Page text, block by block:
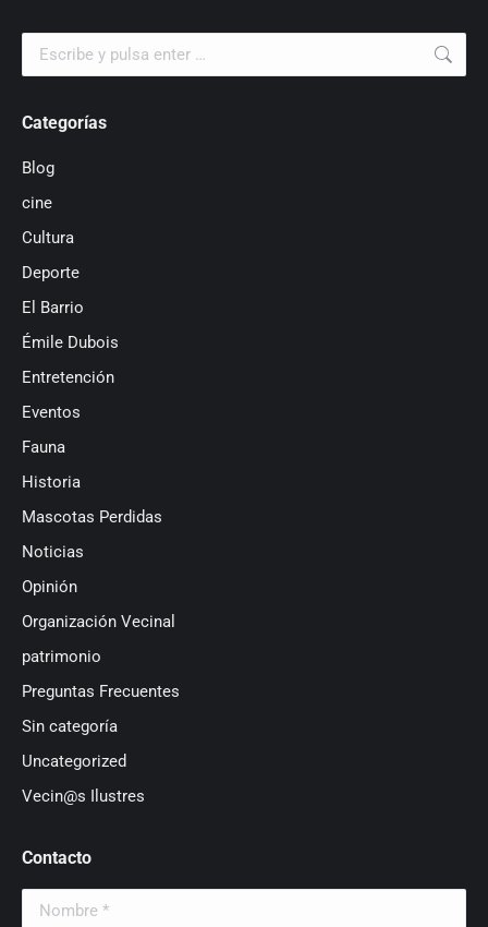
Buscar:
Categorías
Blog
cine
Cultura
Deporte
El Barrio
Émile Dubois
Entretención
Eventos
Fauna
Historia
Mascotas Perdidas
Noticias
Opinión
Organización Vecinal
patrimonio
Preguntas Frecuentes
Sin categoría
Uncategorized
Vecin@s Ilustres
Contacto
Nombre *